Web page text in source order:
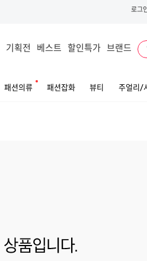
로그
기획전 베스트 할인특가 브랜드
패션의류 패션잡화 뷰티 주얼리/